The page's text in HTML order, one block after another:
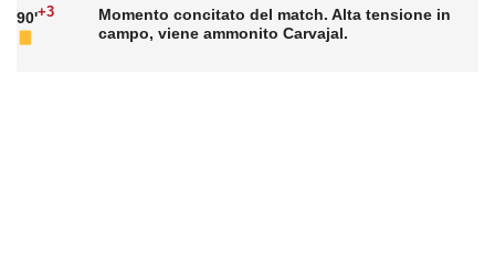
90'+3
Momento concitato del match. Alta tensione in
campo, viene ammonito Carvajal.